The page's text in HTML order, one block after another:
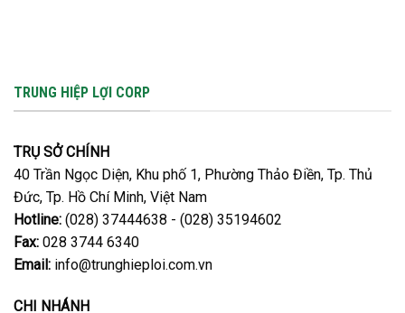
TRUNG HIỆP LỢI CORP
TRỤ SỞ CHÍNH
40 Trần Ngọc Diện, Khu phố 1, Phường Thảo Điền, Tp. Thủ
Đức, Tp. Hồ Chí Minh, Việt Nam
Hotline: (028) 37444638 - (028) 35194602
Fax: 028 3744 6340
Email: info@trunghieploi.com.vn
CHI NHÁNH